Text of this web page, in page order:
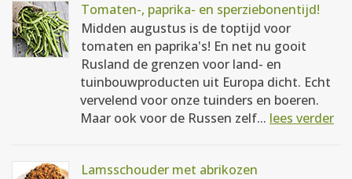
Tomaten-, paprika- en sperziebonentijd!
Midden augustus is de toptijd voor
tomaten en paprika's! En net nu gooit
Rusland de grenzen voor land- en
tuinbouwproducten uit Europa dicht. Echt
vervelend voor onze tuinders en boeren.
Maar ook voor de Russen zelf... lees verder
Lamsschouder met abrikozen